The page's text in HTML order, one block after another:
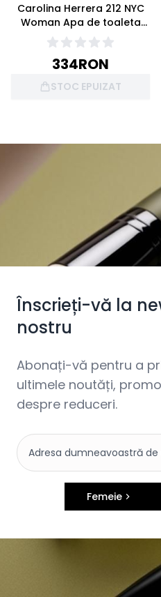
Carolina Herrera 212 NYC
Woman Apa de toaleta
60ml
334RON
STOC EPUIZAT
Înscrieți-vă la
nostru
Abonați-vă pentru a
ultimele noutăți,
despre reduceri.
Femeie